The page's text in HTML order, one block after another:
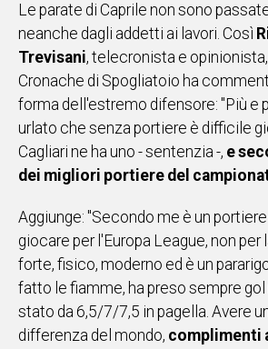
WHATSAPP
Social
Le parate di Caprile non sono
neanche dagli addetti ai lavori. Così
Trevisani, telecronista e
Cronache di Spogliatoio ha
forma dell'estremo difensore: "Più e
urlato che senza portiere è difficile
Cagliari ne ha uno - sentenzia -, e
dei migliori portiere del
Aggiunge: "Secondo me è un
giocare per l'Europa League, non per
forte, fisico, moderno ed è un
fatto le fiamme, ha preso sempre
stato da 6,5/7/7,5 in pagella. Avere
differenza del mondo, complimenti